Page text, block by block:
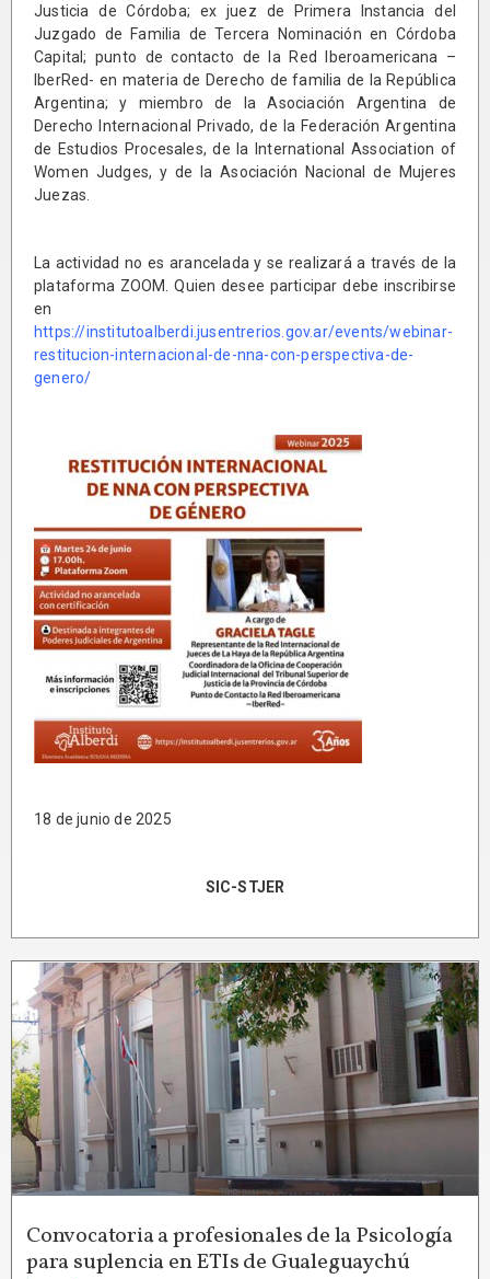
Justicia de Córdoba; ex juez de Primera Instancia del
Juzgado de Familia de Tercera Nominación en Córdoba
Capital; punto de contacto de la Red Iberoamericana –
IberRed- en materia de Derecho de familia de la República
Argentina; y miembro de la Asociación Argentina de
Derecho Internacional Privado, de la Federación Argentina
de Estudios Procesales, de la International Association of
Women Judges, y de la Asociación Nacional de Mujeres
Juezas.
La actividad no es arancelada y se realizará a través de la
plataforma ZOOM. Quien desee participar debe inscribirse
en
https://institutoalberdi.jusentrerios.gov.ar/events/webinar-
restitucion-internacional-de-nna-con-perspectiva-de-
genero/
18 de junio de 2025
SIC-STJER
Convocatoria a profesionales de la Psicología
para suplencia en ETIs de Gualeguaychú